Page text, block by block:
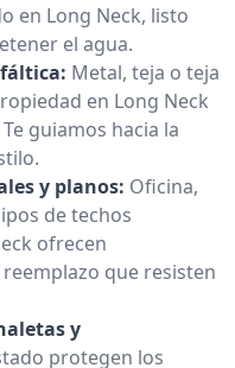
en Long Neck, listo
el agua.
Metal, teja o teja
en Long Neck
guiamos hacia la
y planos: Oficina,
de techos
ofrecen
que resisten
y
protegen los